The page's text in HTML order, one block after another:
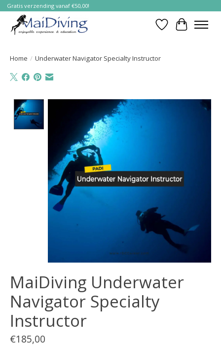
Gratis verzending vanaf €50,00!
Verlanglijst
Home / Underwater Navigator Specialty Instructor
Product image slideshow Items
MaiDiving Underwater
Navigator Specialty
Instructor
€185,00